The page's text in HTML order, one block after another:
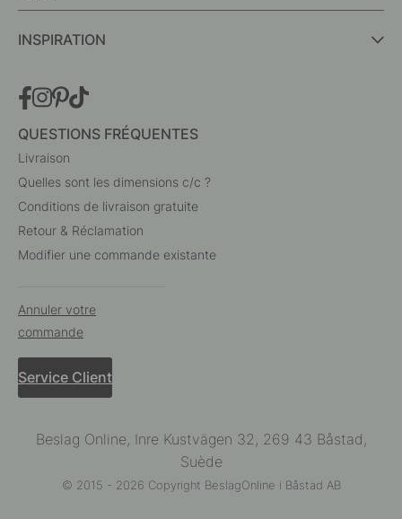
INSPIRATION
QUESTIONS FRÉQUENTES
Livraison
Quelles sont les dimensions c/c ?
Conditions de livraison gratuite
Retour & Réclamation
Modifier une commande existante
Annuler votre
commande
Service Client
Beslag Online, Inre Kustvägen 32, 269 43 Båstad,
Suède
© 2015 - 2026 Copyright BeslagOnline i Båstad AB